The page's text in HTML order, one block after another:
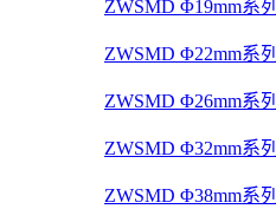
ZWSMD Φ19mm系列
ZWSMD Φ22mm系列
ZWSMD Φ26mm系列
ZWSMD Φ32mm系列
ZWSMD Φ38mm系列